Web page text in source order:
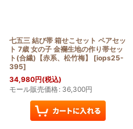
七五三 結び帯 箱せこセット ペアセッ
ト 7歳 女の子 金襴生地の作り帯セッ
ト(合繊)【赤系、松竹梅】
[iops25-
395]
34,980円(税込)
モール販売価格: 36,300円